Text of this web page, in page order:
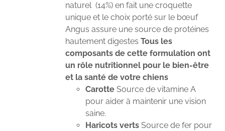
naturel (14%) en fait une croquette
unique et le choix porté sur le bœuf
Angus assure une source de protéines
hautement digestesTous les
composants de cette formulation ont
un rôle nutritionnel pour le bien-être
et la santé de votre chiens
CarotteSource de vitamine A
pour aider à maintenir une vision
saine.
Haricots vertsSource de fer pour